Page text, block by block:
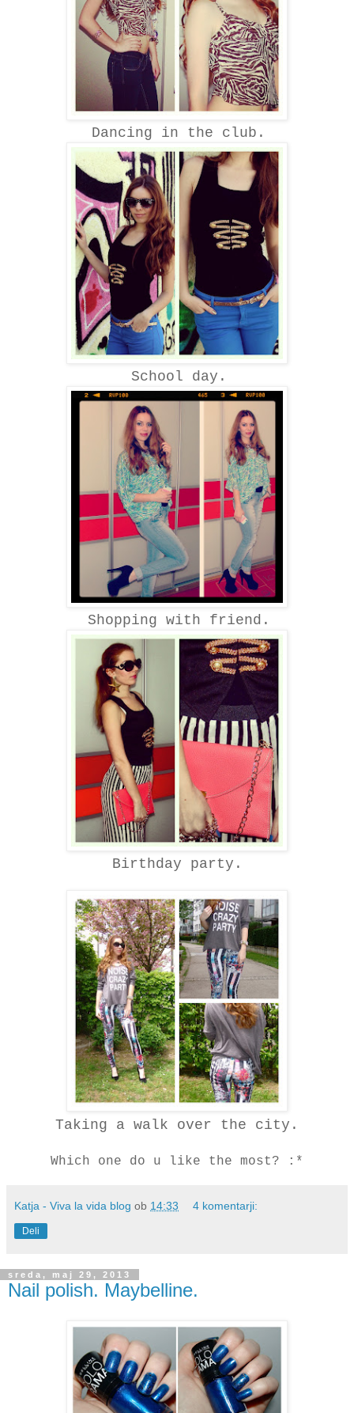
Dancing in the club.
School day.
Shopping with friend.
Birthday party.
Taking a walk over the city.
Which one do u like the most? :*
Katja - Viva la vida blog ob 14:33 4 komentarji:
Deli
sreda, maj 29, 2013
Nail polish. Maybelline.